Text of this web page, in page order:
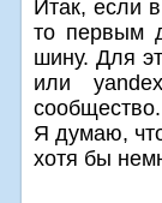
Итак, если
то первым
шину. Для
или
сообщество.
Я думаю,
хοтя бы